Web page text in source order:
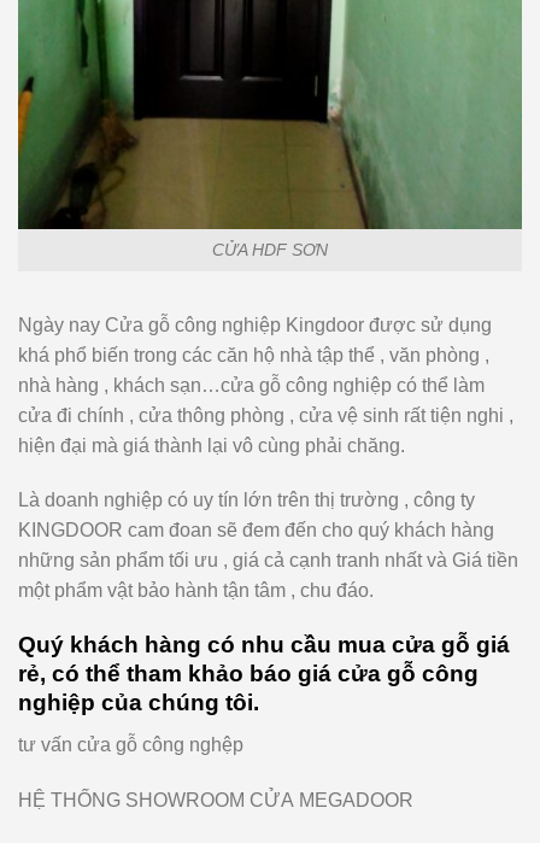
CỬA HDF SƠN
Ngày nay Cửa gỗ công nghiệp Kingdoor được sử dụng
khá phổ biến trong các căn hộ nhà tập thể , văn phòng ,
nhà hàng , khách sạn…cửa gỗ công nghiệp có thể làm
cửa đi chính , cửa thông phòng , cửa vệ sinh rất tiện nghi ,
hiện đại mà giá thành lại vô cùng phải chăng.
Là doanh nghiệp có uy tín lớn trên thị trường , công ty
KINGDOOR cam đoan sẽ đem đến cho quý khách hàng
những sản phẩm tối ưu , giá cả cạnh tranh nhất và Giá tiền
một phẩm vật bảo hành tận tâm , chu đáo.
Quý khách hàng có nhu cầu mua cửa gỗ giá
rẻ, có thể tham khảo báo giá cửa gỗ công
nghiệp của chúng tôi.
tư vấn cửa gỗ công nghệp
HỆ THỐNG SHOWROOM CỬA MEGADOOR